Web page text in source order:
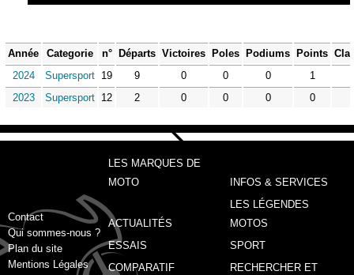
Année Categorie n° Départs Victoires Poles Podiums Points
2024
Supersport 19 9 0 0 0
1
2023
Supersport 12 2 0 0 0 0
Contact
Qui sommes-nous ?
Plan du site
Mentions Légales
LES MARQUES DE
MOTO
INFOS & SERVICES
ACTUALITÉS
LES LÉGENDES
MOTOS
ESSAIS
SPORT
COMPARATIF
RECHERCHER ET